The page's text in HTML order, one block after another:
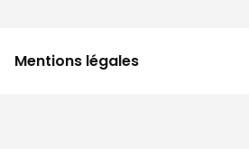
Mentions légales